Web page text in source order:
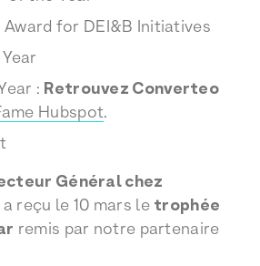
Award for DEI&B Initiatives
: Retrouvez Converteo
Hubspot.
Général chez
a reçu le 10 mars le trophée
remis par notre partenaire